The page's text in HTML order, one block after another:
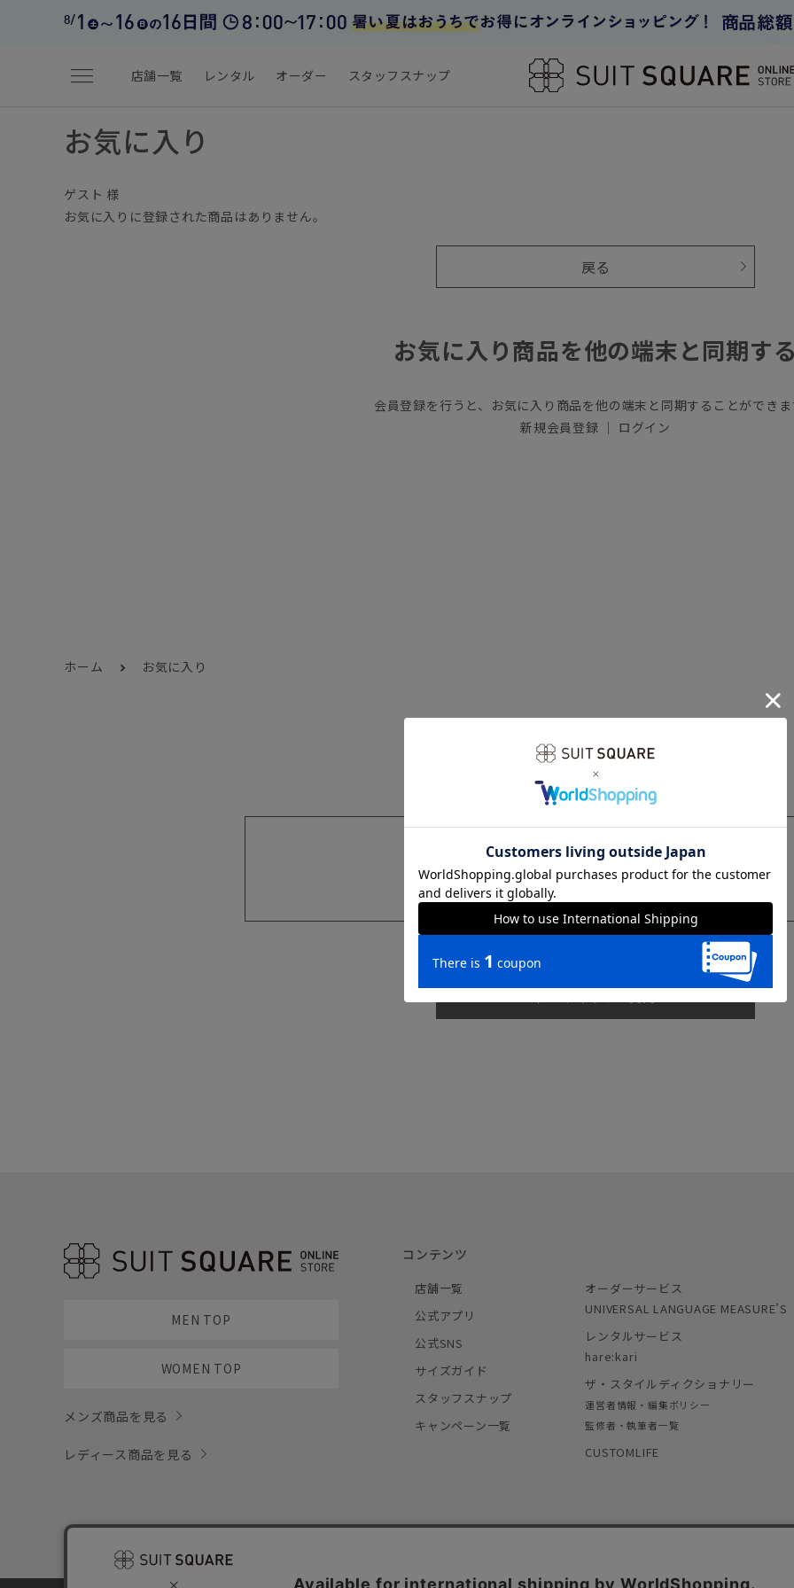
menu 店舗一覧 レンタル オーダー スタッフスナップ
お気に入り
ゲスト 様
お気に入りに登録された商品はありません。
戻る
お気に入り商品を他の端末と同期す
会員登録を行うと、お気に入り商品を他の端末と同期することができ
新規会員登録 ｜ ログイン
ホーム お気に入り
sms
MEN TOP
WOMEN TOP
メンズ商品を見る
レディース商品を見る
コンテンツ
店舗一覧
公式アプリ
公式SNS
サイズガイド
スタッフスナップ
キャンペーン一覧
オーダーサービス
UNIVERSAL LANGUAGE MEASURE’S
レンタルサービス
hare:kari
ザ・スタイルディクショナリー
運営者情報・編集ポリシー
監修者・執筆者一覧
CUSTOMLIFE